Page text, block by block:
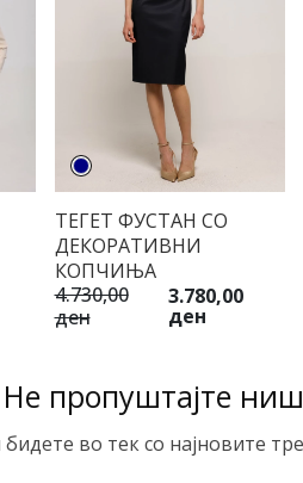
ТЕГЕТ ФУСТАН СО
ДЕКОРАТИВНИ
КОПЧИЊА
4.730,00
ден
3.780,00
ден
Не пропуштајте
во тек со најновите